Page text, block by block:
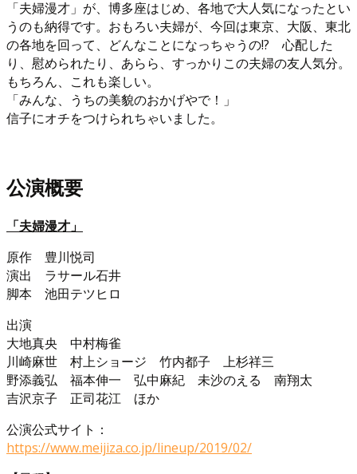
「夫婦漫才」が、博多座はじめ、各地で大人気になったとい
うのも納得です。おもろい夫婦が、今回は東京、大阪、東北
の各地を回って、どんなことになっちゃうの!? 心配した
り、慰められたり、あらら、すっかりこの夫婦の友人気分。
もちろん、これも楽しい。
「みんな、うちの美貌のおかげやで！」
信子にオチをつけられちゃいました。
公演概要
「夫婦漫才」
原作 豊川悦司
演出 ラサール石井
脚本 池田テツヒロ
出演
大地真央 中村梅雀
川崎麻世 村上ショージ 竹内都子 上杉祥三
野添義弘 福本伸一 弘中麻紀 未沙のえる 南翔太
吉沢京子 正司花江 ほか
公演公式サイト：
https://www.meijiza.co.jp/lineup/2019/02/